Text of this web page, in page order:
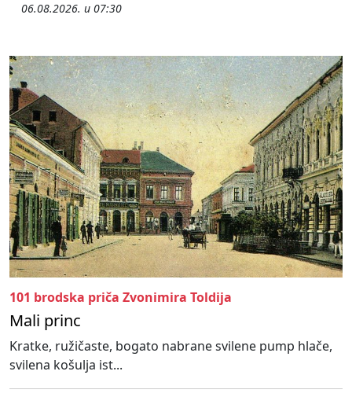
06.08.2026. u 07:30
101 brodska priča Zvonimira Toldija
Mali princ
Kratke, ružičaste, bogato nabrane svilene pump hlače,
svilena košulja ist...